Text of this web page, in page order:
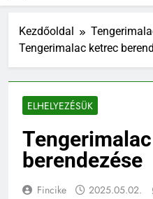
Kezdőoldal
Tengerimalac ketrec
ELHELYEZÉSÜK
berendezése
Fincike 2025.05.02.